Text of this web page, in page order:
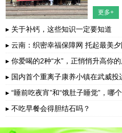
结算，不
大节省了
的闫先
更多+
▸ 关于补钙，这些知识一定要知道
▸ 云南：织密幸福保障网 托起最美
▸ 你爱喝的2种“水”，正悄悄升高你
▸ 国内首个重离子康养小镇在武威投
▸ “睡前吃夜宵”和“饿肚子睡觉”，哪
▸ 不吃早餐会得胆结石吗？